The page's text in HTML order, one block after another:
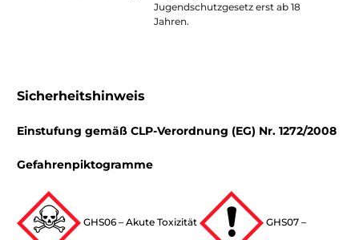
Jugendschutzgesetz erst ab 18
Jahren.
Sicherheitshinweis
Einstufung gemäß CLP-Verordnung (EG) Nr. 1272/2008
Gefahrenpiktogramme
GHS06 – Akute Toxizität GHS07 –